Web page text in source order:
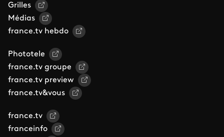
Grilles
Médias
france.tv hebdo
Phototele
france.tv groupe
france.tv preview
france.tv&vous
france.tv
franceinfo